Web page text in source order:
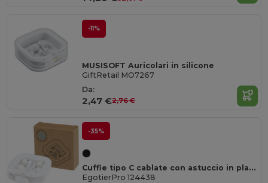
-11%
MUSISOFT Auricolari in silicone
GiftRetail MO7267
Da:
2,47 €2,76 €
-35%
Cuffie tipo C cablate con astuccio in plastica riciclata Baekdu
EgotierPro 124438